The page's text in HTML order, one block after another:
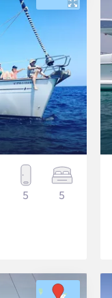
5 5